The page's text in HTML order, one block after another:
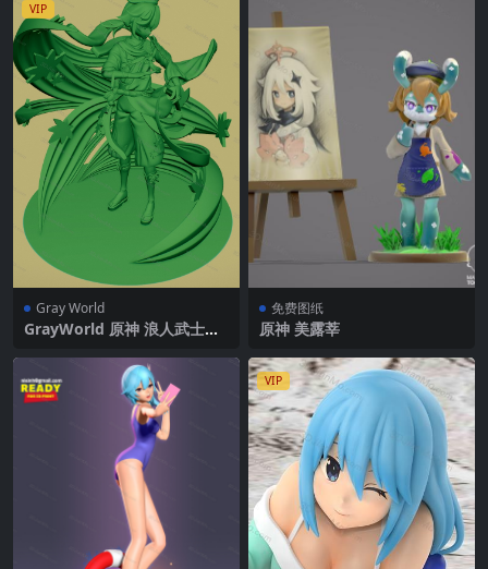
VIP
Gray World
GrayWorld 原神 浪人武士枫
免费图纸
原神 美露莘
VIP